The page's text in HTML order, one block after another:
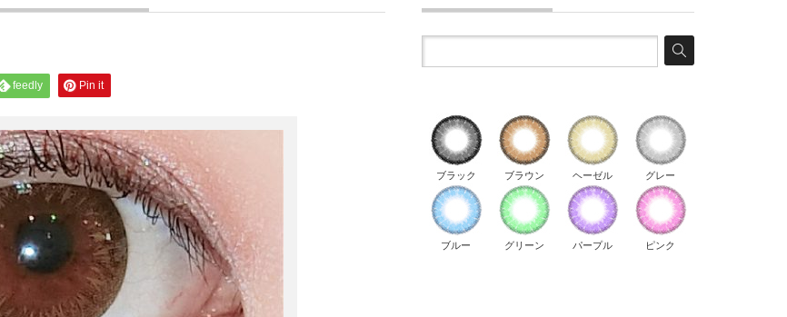
feedly Pin it
ブラック
ブルー
グレー
ピンク
ヘーゼル
パープル
ブラウン
グリーン